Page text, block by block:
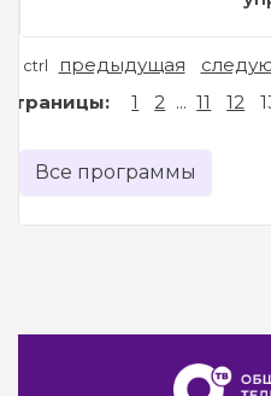
ctrl предыдущая
Страницы: 1 2 ... 11 12
Все программы